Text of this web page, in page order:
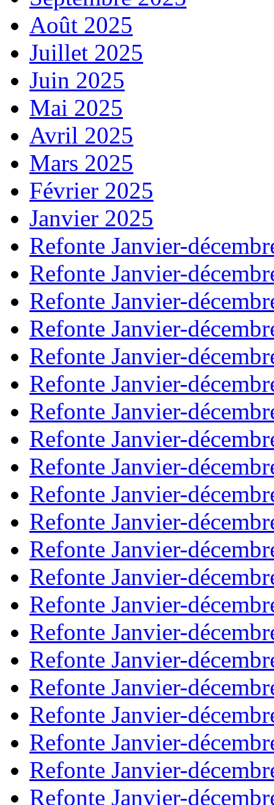
Août 2025
Juillet 2025
Juin 2025
Mai 2025
Avril 2025
Mars 2025
Février 2025
Janvier 2025
Refonte Janvier-
Refonte Janvier-
Refonte Janvier-
Refonte Janvier-
Refonte Janvier-
Refonte Janvier-
Refonte Janvier-
Refonte Janvier-
Refonte Janvier-
Refonte Janvier-
Refonte Janvier-
Refonte Janvier-
Refonte Janvier-
Refonte Janvier-
Refonte Janvier-
Refonte Janvier-
Refonte Janvier-
Refonte Janvier-
Refonte Janvier-
Refonte Janvier-
Refonte Janvier-